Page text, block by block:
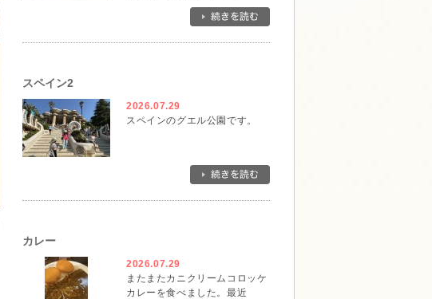
スペイン2
2026.07.29
スペインのグエル公園です。
カレー
2026.07.29
またまたカニクリームコロッケ
カレーを食べました。最近